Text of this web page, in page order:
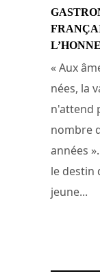
« Aux
nées, la
n'attend
nombre
années
le destin
jeune...